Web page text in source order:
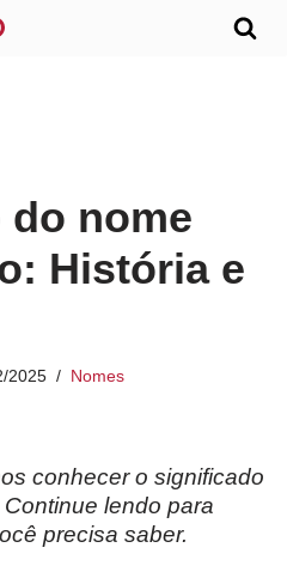
nome
História e
2025 Nomes
conhecer o significado
lendo para
precisa saber.